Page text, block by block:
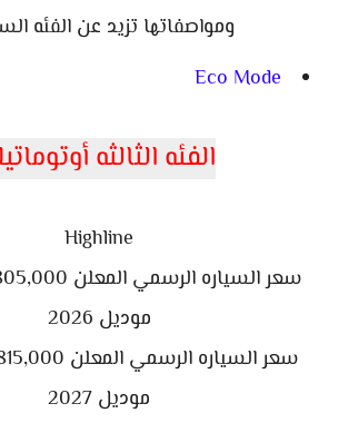
ومواصفاتها تزيد عن الفئه
Eco Mode
الفئه الثالثه
Highline
موديل 2026
موديل 2027